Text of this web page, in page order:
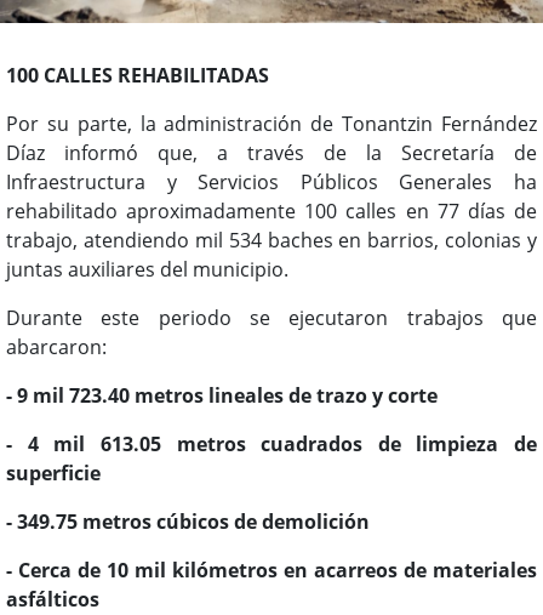
100 CALLES REHABILITADAS
Por su parte, la administración de Tonantzin Fernández
Díaz informó que, a través de la Secretaría de
Infraestructura y Servicios Públicos Generales ha
rehabilitado aproximadamente 100 calles en 77 días de
trabajo, atendiendo mil 534 baches en barrios, colonias y
juntas auxiliares del municipio.
Durante este periodo se ejecutaron trabajos que
abarcaron:
- 9 mil 723.40 metros lineales de trazo y corte
- 4 mil 613.05 metros cuadrados de limpieza de
superficie
- 349.75 metros cúbicos de demolición
- Cerca de 10 mil kilómetros en acarreos de materiales
asfálticos